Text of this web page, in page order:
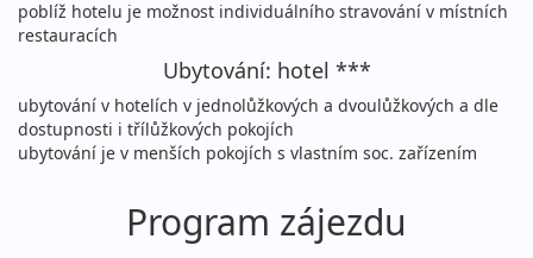
poblíž hotelu je možnost individuálního stravování v místních
restauracích
Ubytování: hotel ***
ubytování v hotelích v jednolůžkových a dvoulůžkových a dle
dostupnosti i třílůžkových pokojích
ubytování je v menších pokojích s vlastním soc. zařízením
Program zájezdu